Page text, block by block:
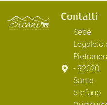
Contatti
Sede
- 92020
Santo
Stefano